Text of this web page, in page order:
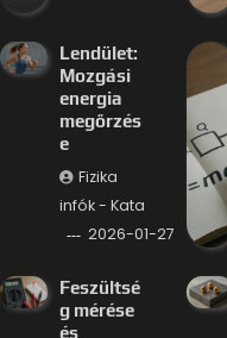
Lendület:
Mozgási
energia
megőrzés
e
Fizika
infók - Kata
2026-01-27
Feszültsé
g mérése
és